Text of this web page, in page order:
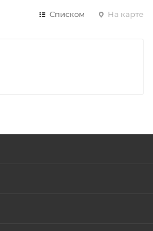
Списком На карте